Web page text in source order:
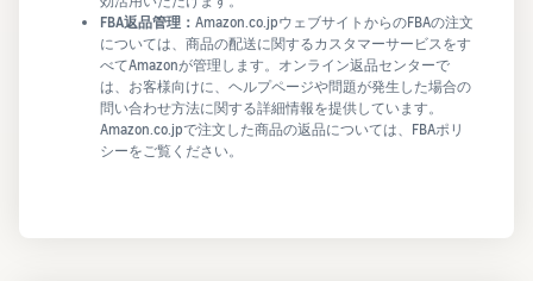
FBA返品管理： Amazon.co.jpウェブサイトからのFBAの注文
については、商品の配送に関するカスタマーサービスをす
べてAmazonが管理します。オンライン返品センターで
は、お客様向けに、ヘルプページや問題が発生した場合の
問い合わせ方法に関する詳細情報を提供しています。
Amazon.co.jpで注文した商品の返品については、FBAポリ
シーをご覧ください。